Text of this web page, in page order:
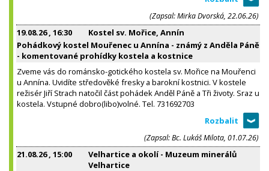
(Zapsal: Mirka Dvorská, 22.06.26)
19.08.26, 16:30
Kostel sv. Mořice, Annín
Pohádkový kostel Mouřenec u Annína - známý z Anděla Páně
- komentované prohídky kostela a kostnice
Zveme vás do románsko-gotického kostela sv. Mořice na Mouřenci
u Annína. Uvidíte středověké fresky a barokní kostnici. V kostele
režisér Jiří Strach natočil část pohádek Anděl Páně a Tři životy. Sraz u
kostela. Vstupné dobro(libo)volné. Tel. 731692703
(Zapsal: Bc. Lukáš Milota, 01.07.26)
21.08.26, 15:00
Velhartice a okolí - Muzeum minerálů
Velhartice